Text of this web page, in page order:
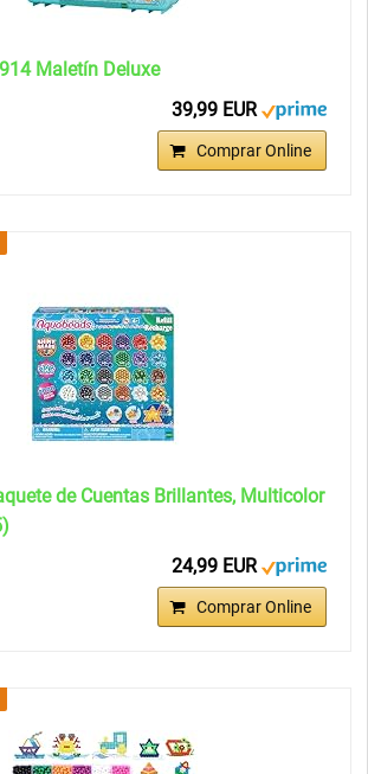
Maletín Deluxe
39,99 EUR
Comprar Online
de Cuentas Brillantes, Multicolor
24,99 EUR
Comprar Online